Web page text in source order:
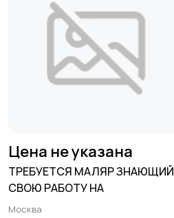
Цена не указана
ТРЕБУЕТСЯ МАЛЯР ЗНАЮЩИЙ
СВОЮ РАБОТУ НА
Москва